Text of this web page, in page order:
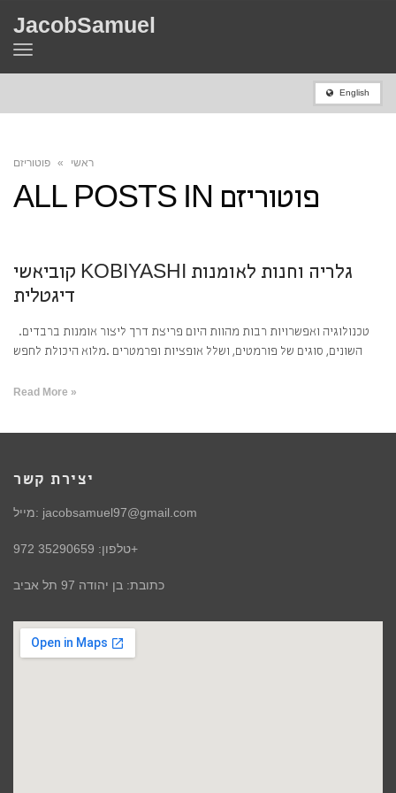
JacobSamuel
Toggle
English
ראשי » פוטוריזם
ALL POSTS IN פוטוריזם
קוביאשי KOBIYASHI גלריה וחנות לאומנות
דיגטלית
.טכנולוגיה ואפשרויות רבות מהוות היום פריצת דרך ליצור אומנות ברבדים
השונים, סוגים של פורמטים, ושלל אופציות ופרמטרים .מלוא היכולת לחפש
Read More »
יצירת קשר
מייל: jacobsamuel97@gmail.com
טלפון: 35290659 972+
כתובת: בן יהודה 97 תל אביב